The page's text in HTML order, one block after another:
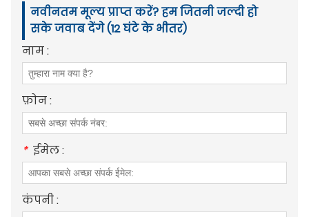
नवीनतम मूल्य प्राप्त करें? हम जितनी जल्दी हो
सके जवाब देंगे (12 घंटे के भीतर)
नाम :
फ़ोन :
* ईमेल :
कंपनी :